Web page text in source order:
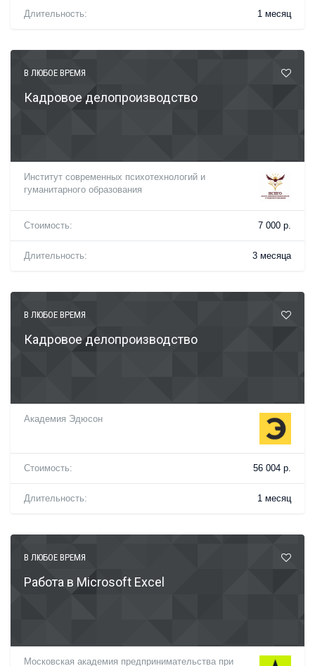
Длительность: 1 месяц
В ЛЮБОЕ ВРЕМЯ
Кадровое делопроизводство
Институт современных психотехнологий и
гуманитарного образования
Стоимость: 7 000 р.
Длительность: 3 месяца
В ЛЮБОЕ ВРЕМЯ
Кадровое делопроизводство
Академия Эдюсон
Стоимость: 56 004 р.
Длительность: 1 месяц
В ЛЮБОЕ ВРЕМЯ
Работа в Microsoft Excel
Московская академия предпринимательства при